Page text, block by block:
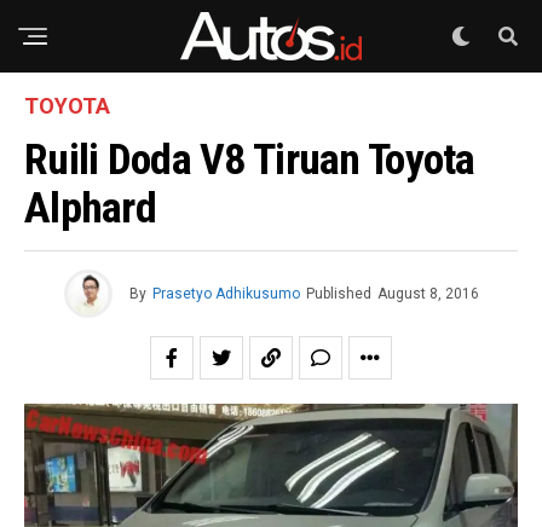
TOYOTA
Ruili Doda V8 Tiruan Toyota
Alphard
By Prasetyo Adhikusumo Published August 8, 2016